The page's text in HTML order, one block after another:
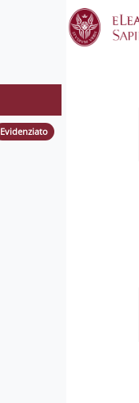
Evidenziato